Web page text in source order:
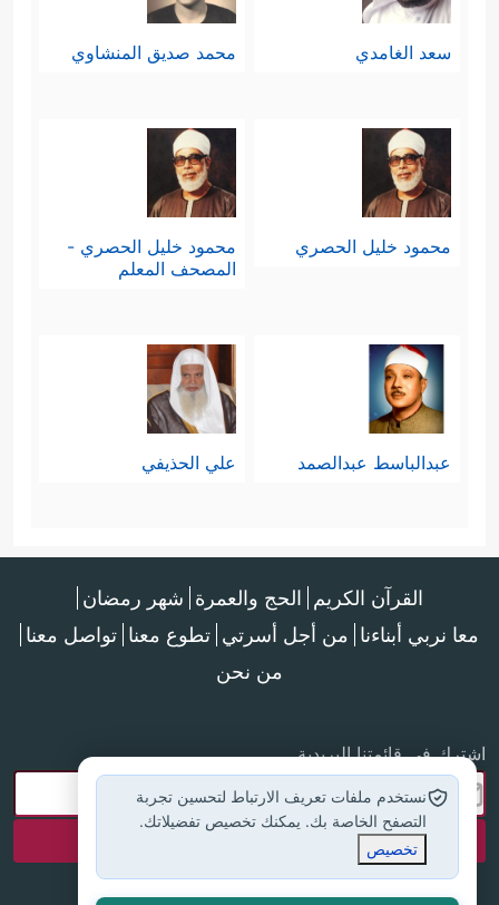
سعد الغامدي محمد صديق المنشاوي
محمود خليل الحصري
محمود خليل الحصري -
المصحف المعلم
عبدالباسط عبدالصمد علي الحذيفي
القرآن الكريم الحج والعمرة شهر رمضان
معا نربي أبناءنا من أجل أسرتي تطوع معنا تواصل معنا
من نحن
اشترك في قائمتنا البريدية
نستخدم ملفات تعريف الارتباط لتحسين تجربة
التصفح الخاصة بك. يمكنك تخصيص تفضيلاتك.
تخصيص